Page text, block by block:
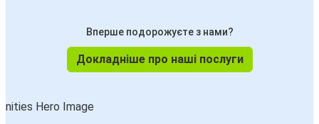
Брага
Вперше подорожуєте з нами?
Докладніше про наші послуги